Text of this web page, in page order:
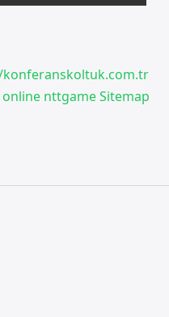
nttgameSitemap